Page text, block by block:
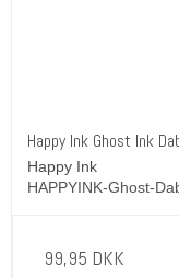
Happy Ink Ghost Ink
Happy Ink
HAPPYINK-Ghost-
99,95 DKK